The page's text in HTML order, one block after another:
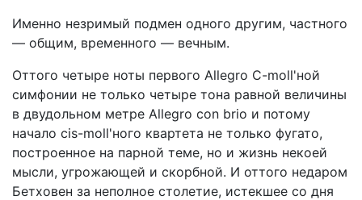
Именно незримый подмен одного другим, частного
— общим, временного — вечным.
Оттого четыре ноты первого Allegro C-moll'ной
симфонии не только четыре тона равной величины
в двудольном метре Allegro con brio и потому
начало cis-moll'ного квартета не только фугато,
построенное на парной теме, но и жизнь некоей
мысли, угрожающей и скорбной. И оттого недаром
Бетховен за неполное столетие, истекшее со дня